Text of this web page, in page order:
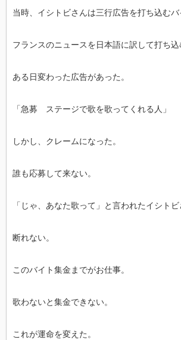
当時、イシトビさんは三行広告を打ち込むバ
フランスのニュースを日本語に訳して打ち込
ある日変わった広告があった。
「急募 ステージで歌を歌ってくれる人」
しかし、クレームになった。
誰も応募して来ない。
「じゃ、あなた歌って」と言われたイシトビ
断れない。
このバイト集金までがお仕事。
歌わないと集金できない。
これが運命を変えた。